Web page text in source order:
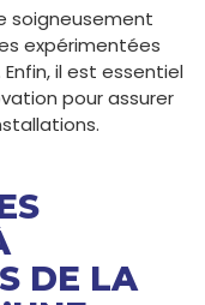
soigneusement
expérimentées
il est essentiel
pour assurer
DE LA